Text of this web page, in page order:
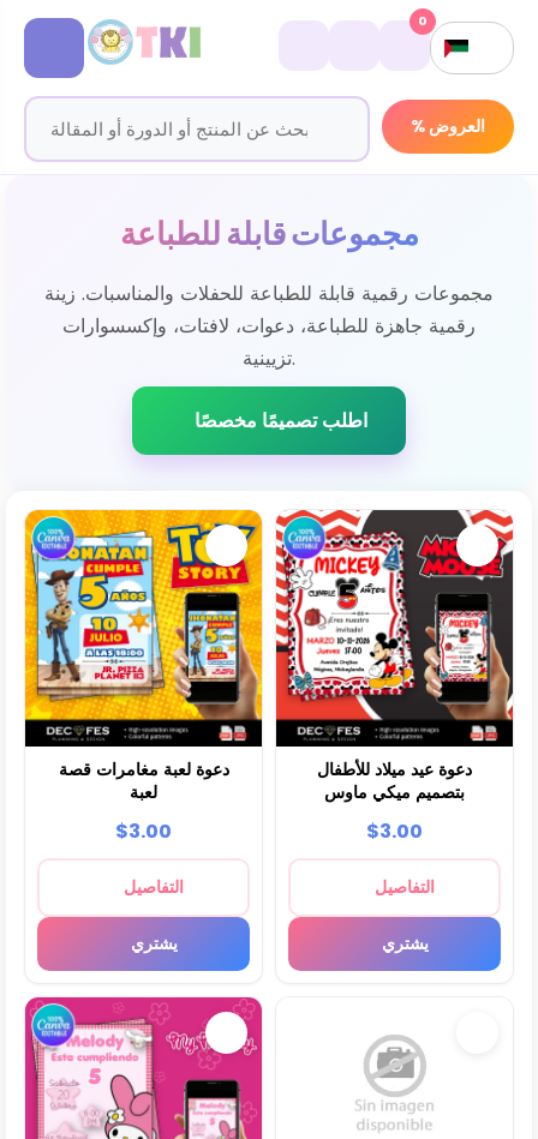
% العروض
0
مجموعات قابلة للطباعة
مجموعات رقمية قابلة للطباعة للحفلات والمناسبات. زينة
رقمية جاهزة للطباعة، دعوات، لافتات، وإكسسوارات
تزيينية.
اطلب تصميمًا مخصصًا
دعوة لعبة مغامرات قصة
لعبة
$3.00
التفاصيل
يشتري
دعوة عيد ميلاد للأطفال
بتصميم ميكي ماوس
$3.00
التفاصيل
يشتري